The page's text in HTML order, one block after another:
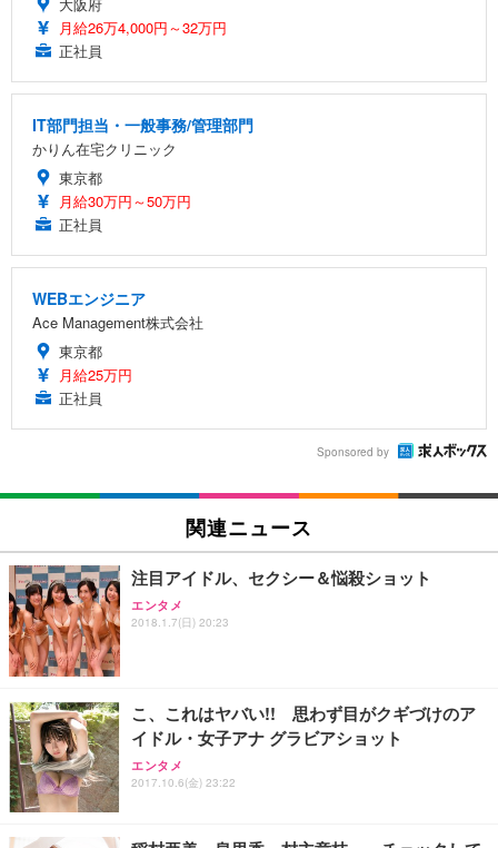
月給26万4,000円～32万円
正社員
IT部門担当・一般事務/管理部門
かりん在宅クリニック
東京都
月給30万円～50万円
正社員
WEBエンジニア
Ace Management株式会社
東京都
月給25万円
正社員
Sponsored by
関連ニュース
注目アイドル、セクシー＆悩殺ショット
エンタメ
2018.1.7(日) 20:23
こ、これはヤバい!! 思わず目がクギづけのア
イドル・女子アナ グラビアショット
エンタメ
2017.10.6(金) 23:22